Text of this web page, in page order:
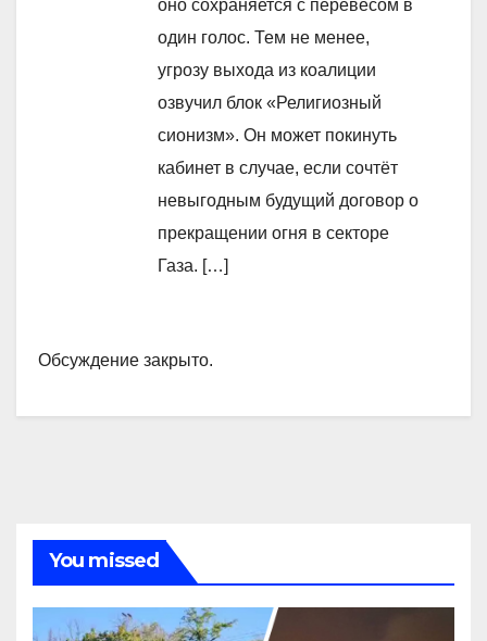
оно сохраняется с перевесом в
один голос. Тем не менее,
угрозу выхода из коалиции
озвучил блок «Религиозный
сионизм». Он может покинуть
кабинет в случае, если сочтёт
невыгодным будущий договор о
прекращении огня в секторе
Газа. […]
Обсуждение закрыто.
You missed